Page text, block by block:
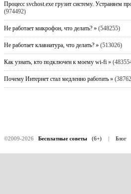
Процесс svchost.exe грузит систему. Устраняем
(974492)
Не работает микрофон, что делать? »(548255)
Не работает клавиатура, что делать? »(513026)
Как узнать, кто подключен к моему wi-fi »
Почему Интернет стал медленно работать »
©2009-2026 Бесплатные советы(6+) | Блог